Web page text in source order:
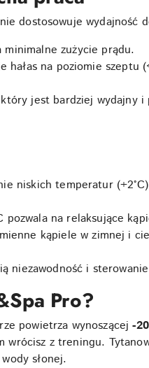
dostosowuje wydajność
minimalne zużycie prądu.
na poziomie szeptu
jest bardziej wydajny i
niskich temperatur
pozwala na relaksujące
kąpiele w zimnej i
niezawodność i
Pro?
powietrza wynoszącej -
z treningu.
słonej.